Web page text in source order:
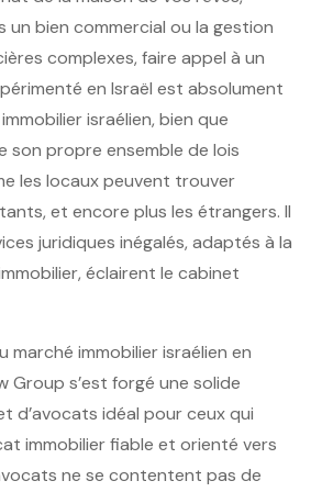
un bien commercial ou la gestion
complexes, faire appel à un
en Israël est absolument
israélien, bien que
son propre ensemble de lois
les locaux peuvent trouver
et encore plus les étrangers. Il
juridiques inégalés, adaptés à la
éclairent le cabinet
immobilier israélien en
Group s’est forgé une solide
d’avocats idéal pour ceux qui
immobilier fiable et orienté vers
ne se contentent pas de